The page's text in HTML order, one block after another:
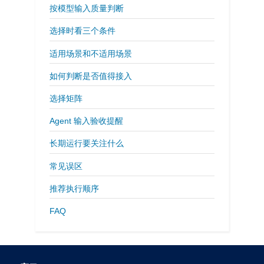
按模型输入质量判断
选择时看三个条件
适用场景和不适用场景
如何判断是否值得接入
选择矩阵
Agent 输入验收提醒
长期运行要关注什么
常见误区
推荐执行顺序
FAQ